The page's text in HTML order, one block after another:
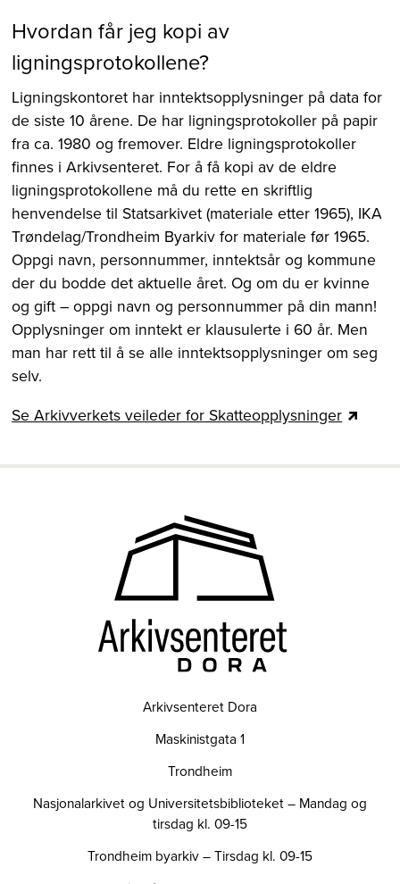
Hvordan får jeg kopi av
ligningsprotokollene?
Ligningskontoret har inntektsopplysninger på data for
de siste 10 årene. De har ligningsprotokoller på papir
fra ca. 1980 og fremover. Eldre ligningsprotokoller
finnes i Arkivsenteret. For å få kopi av de eldre
ligningsprotokollene må du rette en skriftlig
henvendelse til Statsarkivet (materiale etter 1965), IKA
Trøndelag/Trondheim Byarkiv for materiale før 1965.
Oppgi navn, personnummer, inntektsår og kommune
der du bodde det aktuelle året. Og om du er kvinne
og gift – oppgi navn og personnummer på din mann!
Opplysninger om inntekt er klausulerte i 60 år. Men
man har rett til å se alle inntektsopplysninger om seg
selv.
Se Arkivverkets veileder for Skatteopplysninger
Arkivsenteret Dora
Maskinistgata 1
Trondheim
Nasjonalarkivet og Universitetsbiblioteket – Mandag og
tirsdag kl. 09-15
Trondheim byarkiv – Tirsdag kl. 09-15